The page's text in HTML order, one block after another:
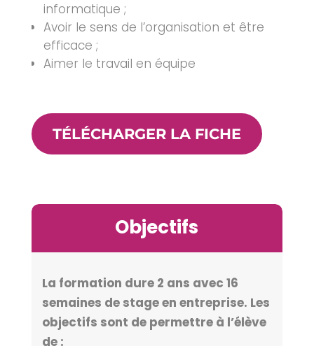
informatique ;
Avoir le sens de l’organisation et être
efficace ;
Aimer le travail en équipe
TÉLÉCHARGER LA FICHE
Objectifs
La formation dure 2 ans avec 16
semaines de stage en entreprise. Les
objectifs sont de permettre à l’élève
de :